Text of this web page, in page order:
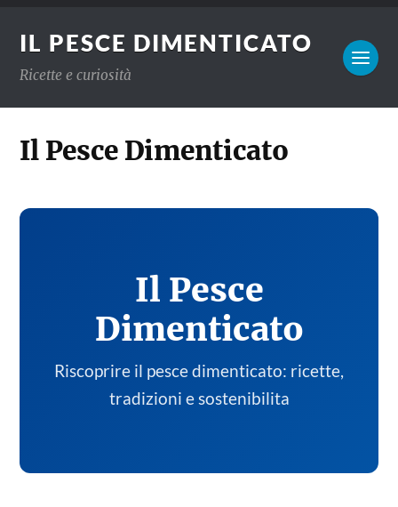
IL PESCE DIMENTICATO
Ricette e curiosità
Il Pesce Dimenticato
Il Pesce
Dimenticato
Riscoprire il pesce dimenticato: ricette,
tradizioni e sostenibilita